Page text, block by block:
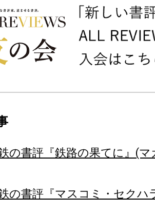
の書評『鉄路の果てに』(
の書評『マスコミ・セクハ